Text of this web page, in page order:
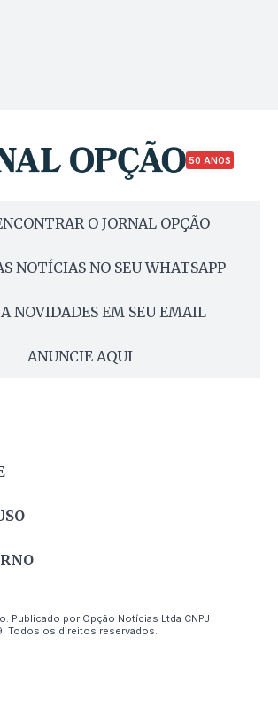
50 ANOS
O JORNAL OPÇÃO
NOTÍCIAS NO SEU WHATSAPP
NOVIDADES EM SEU EMAIL
ANUNCIE AQUI
Publicado por Opção Notícias Ltda CNPJ
Todos os direitos reservados.